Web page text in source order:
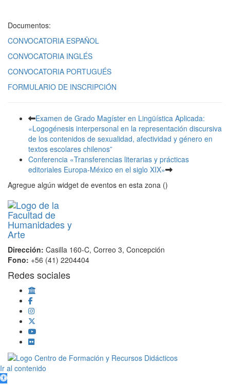
Documentos:
CONVOCATORIA ESPAÑOL
CONVOCATORIA INGLÉS
CONVOCATORIA PORTUGUÉS
FORMULARIO DE INSCRIPCIÓN
Examen de Grado Magíster en Lingüística Aplicada:
«Logogénesis interpersonal en la representación discursiva
de los contenidos de sexualidad, afectividad y género en
textos escolares chilenos”
Conferencia «Transferencias literarias y prácticas
editoriales Europa-México en el siglo XIX»
Agregue algún widget de eventos en esta zona ()
Dirección: Casilla 160-C, Correo 3, Concepción
Fono: +56 (41) 2204404
Redes sociales
Scroll
Up
Ir al contenido
Abrir barra de herramientas